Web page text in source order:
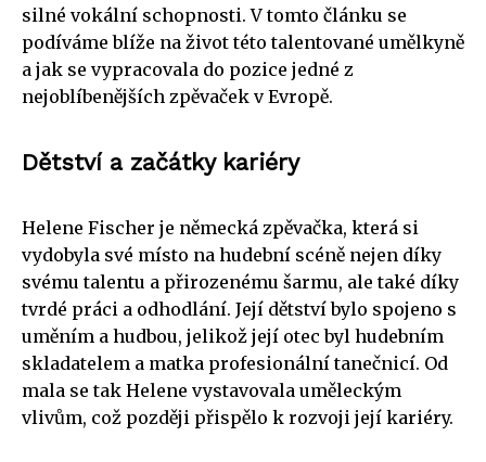
silné vokální schopnosti. V tomto článku se
podíváme blíže na život této talentované umělkyně
a jak se vypracovala do pozice jedné z
nejoblíbenějších zpěvaček v Evropě.
Dětství a začátky kariéry
Helene Fischer je německá zpěvačka, která si
vydobyla své místo na hudební scéně nejen díky
svému talentu a přirozenému šarmu, ale také díky
tvrdé práci a odhodlání. Její dětství bylo spojeno s
uměním a hudbou, jelikož její otec byl hudebním
skladatelem a matka profesionální tanečnicí. Od
mala se tak Helene vystavovala uměleckým
vlivům, což později přispělo k rozvoji její kariéry.